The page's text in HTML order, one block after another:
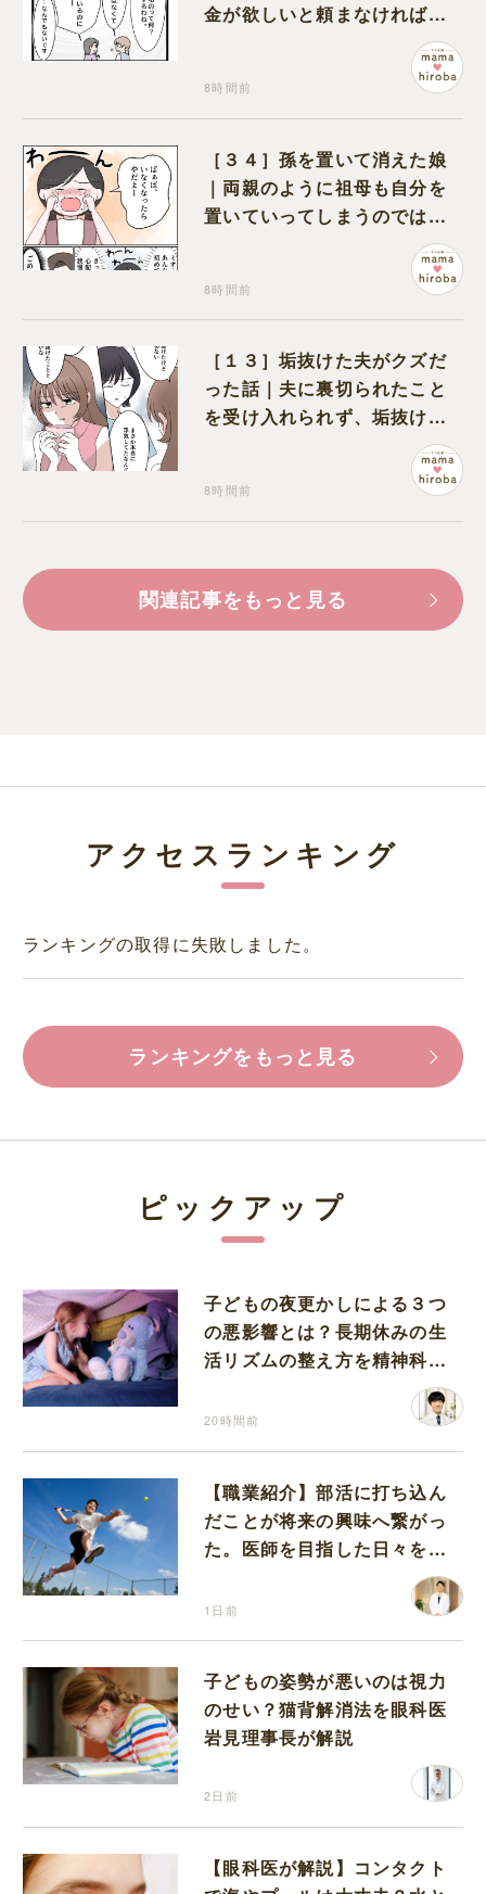
金が欲しいと頼まなければな
8時間前
［３４］孫を置いて消えた娘
｜両親のように祖母も自分を
置いていってしまうのでは？
と怯えて泣く孫に心が痛む
8時間前
［１３］垢抜けた夫がクズだ
った話｜夫に裏切られたこと
を受け入れられず、垢抜けた
ことが関係しているのかと嘆
8時間前
関連記事をもっと見る
アクセスランキング
ランキングの取得に失敗しました。
ランキングをもっと見る
ピックアップ
子どもの夜更かしによる３つ
の悪影響とは？長期休みの生
活リズムの整え方を精神科医
20時間前
【職業紹介】部活に打ち込ん
だことが将来の興味へ繋がっ
た。医師を目指した日々を振
1日前
子どもの姿勢が悪いのは視力
のせい？猫背解消法を眼科医
岩見理事長が解説
2日前
【眼科医が解説】コンタクト